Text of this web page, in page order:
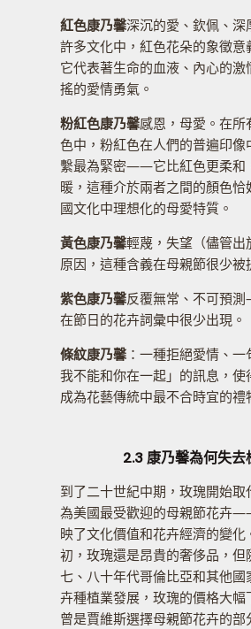
紅色康乃馨深沉的愛、欽佩、深
許多文化中，紅色花朵的象徵意
它代表著生命的血液、內心的激
搖的愛情勇氣。
粉紅色康乃馨感恩，母愛。在所
色中，粉紅色在人們的普遍印像
繫最為緊密——它比紅色更柔和
暖，這種介於兩者之間的顏色恰
國文化中理想化的母愛特質。
黃色康乃馨輕蔑，失望（儘管出
原因，這種含義在母親節很少被
紫色康乃馨反覆無常、不可預
在節日的花卉詞彙中很少出現。
條紋康乃馨 ：一種拒絕愛情、一
我不能和你在一起」的訊息，使
成為花藝傳統中最不合時宜的禮
2.3 康乃馨為何失去
到了二十世紀中期，玫瑰開始取
為美國最受歡迎的母親節花卉
映了文化價值和花卉經濟的變化
初，玫瑰還是昂貴的奢侈品，但
七、八十年代哥倫比亞和其他國
卉種植業發展，玫瑰的價格大幅
曾是賈維斯選擇母親節花卉的部